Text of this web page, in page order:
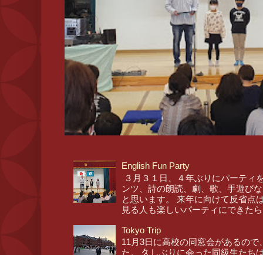
English Fun Party
３月３１日、４年ぶりにパーティ
ンツ、詩の朗読、劇、歌、手遊び
と思います。 来年に向けて反省点
見る人も楽しいパーティにできた
Tokyo Trip
11月3日に高校の同窓会があるの
た。 久しぶりに会った同級生たち